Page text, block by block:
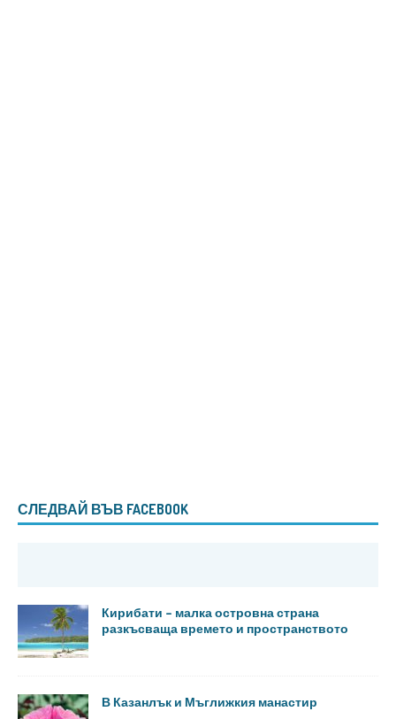
СЛЕДВАЙ ВЪВ FACEBOOK
Кирибати – малка островна страна
разкъсваща времето и пространството
В Казанлък и Мъглижкия манастир